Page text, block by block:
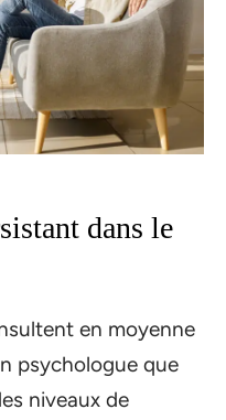
dans le
en moyenne
psychologue que
niveaux de